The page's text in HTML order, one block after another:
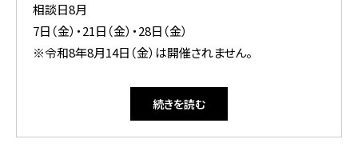
相談日8月
7日（金）・21日（金）・28日（金）
※令和8年8月14日（金）は開催されません。
続きを読む